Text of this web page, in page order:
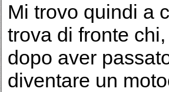
Mi trovo quindi a
trova di fronte
dopo aver
diventare un